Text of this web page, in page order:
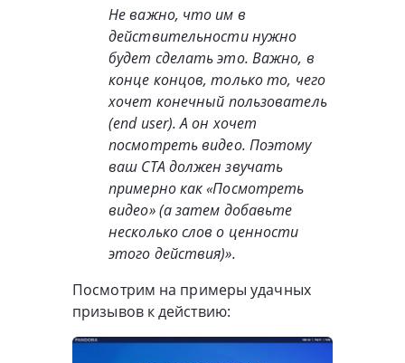
Не важно, что им в
действительности нужно
будет сделать это. Важно, в
конце концов, только то, чего
хочет конечный пользователь
(end user). А он хочет
посмотреть видео. Поэтому
ваш CTA должен звучать
примерно как «Посмотреть
видео» (а затем добавьте
несколько слов о ценности
этого действия)».
Посмотрим на примеры удачных
призывов к действию: